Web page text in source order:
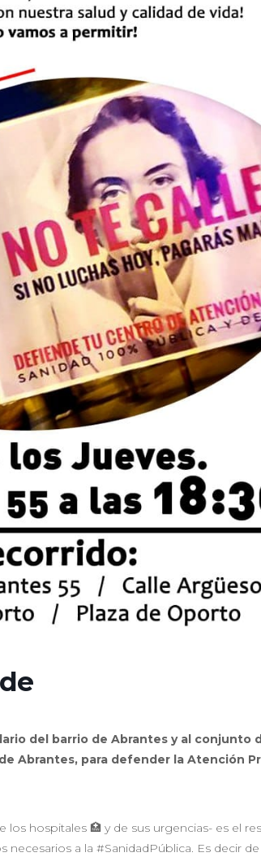
del barrio de Abrantes y al conjunto
Abrantes, para defender la Atención
hospitales 🏥 y de sus urgencias- es el
necesarios a la #SanidadPública. Es decir